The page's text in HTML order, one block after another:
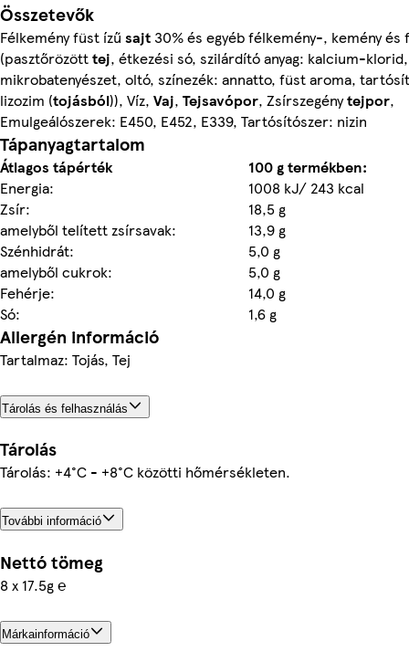
Összetevők
Félkemény füst ízű sajt 30% és egyéb félkemény-, kemény
(pasztőrözötttej, étkezési só, szilárdító anyag: kalcium-klorid,
mikrobatenyészet, oltó, színezék: annatto, füst aroma,
lizozim (tojásból)), Víz, Vaj, Tejsavópor, Zsírszegénytejpor,
Emulgeálószerek: E450, E452, E339, Tartósítószer: nizin
Tápanyagtartalom
Átlagos tápérték
100 g termékben:
Energia:
1008 kJ/ 243 kcal
Zsír:
18,5 g
amelyből telített zsírsavak:
13,9 g
Szénhidrát:
5,0 g
amelyből cukrok:
5,0 g
Fehérje:
14,0 g
Só:
1,6 g
Allergén információ
Tartalmaz: Tojás, Tej
Tárolás és felhasználás
Tárolás
Tárolás: +4°C - +8°C közötti hőmérsékleten.
További információ
Nettó tömeg
8 x 17.5g ℮
Márkainformáció